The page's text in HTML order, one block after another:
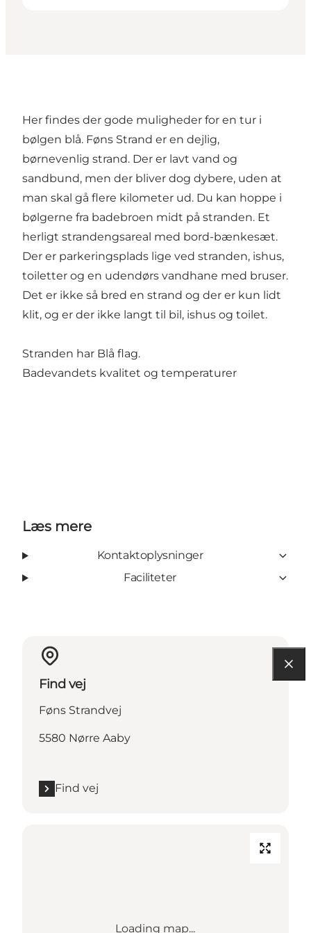
Her findes der gode muligheder for en tur i
bølgen blå. Føns Strand er en dejlig,
børnevenlig strand. Der er lavt vand og
sandbund, men der bliver dog dybere, uden at
man skal gå flere kilometer ud. Du kan hoppe i
bølgerne fra badebroen midt på stranden. Et
herligt strandengsareal med bord-bænkesæt.
Der er parkeringsplads lige ved stranden, ishus,
toiletter og en udendørs vandhane med bruser.
Det er ikke så bred en strand og der er kun lidt
klit, og er der ikke langt til bil, ishus og toilet.
Stranden har Blå flag.
Badevandets kvalitet og temperaturer
Læs mere
Kontaktoplysninger
Faciliteter
Find vej
Føns Strandvej
5580 Nørre Aaby
Find vej
Loading map...